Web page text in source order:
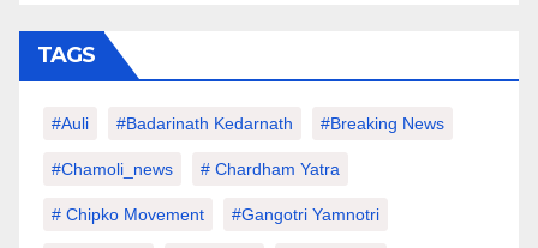
TAGS
#auli #Badarinath Kedarnath #Breaking News
#chamoli_news # Chardham Yatra
# Chipko Movement #Gangotri Yamnotri